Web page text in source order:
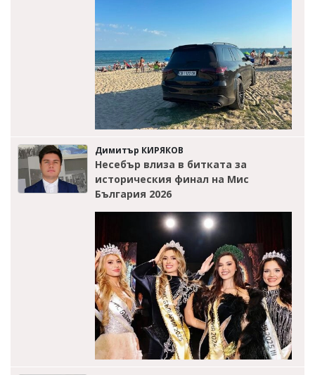
Димитър КИРЯКОВ
Несебър влиза в битката за
историческия финал на Мис
България 2026